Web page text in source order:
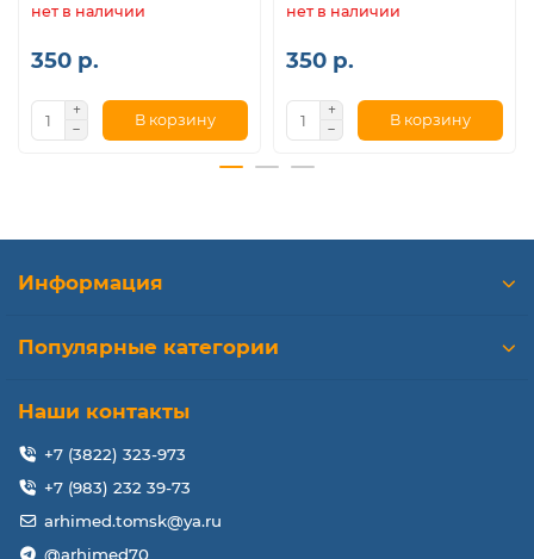
нет в наличии
350 р.
В корзину
нет в наличии
350 р.
В корзину
Информация
Популярные категории
Наши контакты
+7 (3822) 323-973
+7 (983) 232 39-73
arhimed.tomsk@ya.ru
@arhimed70